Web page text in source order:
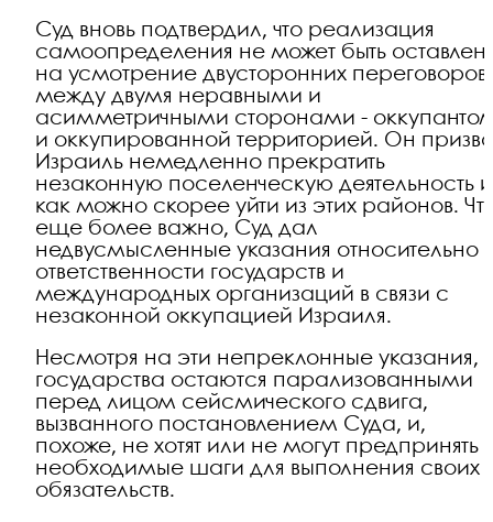
Суд вновь подтвердил, что реализация
самоопределения не может быть
на усмотрение двусторонних переговоров
между двумя неравными и
асимметричными сторонами -
и оккупированной территорией. Он
Израиль немедленно прекратить
незаконную поселенческую деятельность и
как можно скорее уйти из этих районов.
еще более важно, Суд дал
недвусмысленные указания относительно
ответственности государств и
международных организаций в связи с
незаконной оккупацией Израиля.
Несмотря на эти непреклонные указания,
государства остаются парализованными
перед лицом сейсмического сдвига,
вызванного постановлением Суда, и,
похоже, не хотят или не могут предпринять
необходимые шаги для выполнения своих
обязательств.